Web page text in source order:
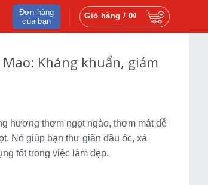
Đơn hàng
của bạn
Giỏ hàng / 0₫
Kháng khuẩn, giảm
hương thơm ngọt ngào, thơm mát dễ
Nó giúp bạn thư giãn đầu óc, xả
tốt trong việc làm đẹp.
khuẩn, giảm dị ứng và làm đẹp số lượng